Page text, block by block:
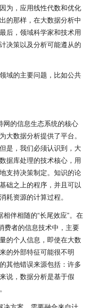
为，应用线性代数和优化
的那样，在大数据分析中
后，领域科学家和技术用
决策以及分析可能遵从的
域的主要问题，比如公共
网的信息生态系统的核心
大数据分析提供了平台。
是，我们必须认识到，大
据库处理的技术核心，用
支持决策制定。知识的论
础之上的程序，并且可以
耗资源的计算过程。
伴相随的“长尾效应”。在
费者的信息技术中，主要
的个人信息，即使在大数
的外部特征可能很不明
其他错误来源包括：许多
说，数据分析是基于假